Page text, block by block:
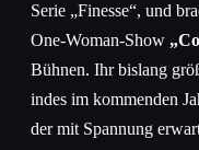
Serie „Finesse“, und
One-Woman-Show
Bühnen. Ihr bislang
indes im kommenden
der mit Spannung